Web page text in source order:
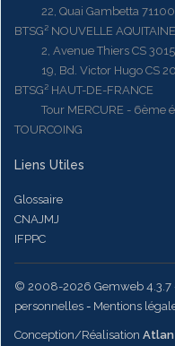
22, Quai Gambetta 71100
BTSG² NOUVELLE AQUITAINE
2, Avenue Thiers CS
19, Bd. Victor Hugo CS
BTSG² HAUT-DE-FRANCE
Tour MERCURE - 6ème
TOURCOING
Liens Utiles
Glossaire
CNAJMJ
IFPPC
© 2008-2026 Gemweb 4.3.7
personnelles - Mentions
Conception/Réalisation